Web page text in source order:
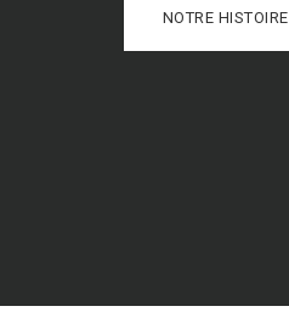
NOTRE HISTOIRE